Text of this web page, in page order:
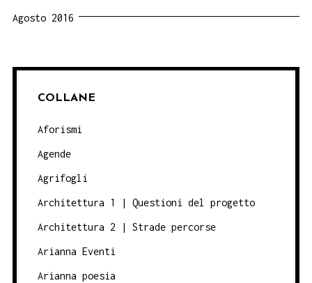
Agosto 2016
COLLANE
Aforismi
Agende
Agrifogli
Architettura 1 | Questioni del progetto
Architettura 2 | Strade percorse
Arianna Eventi
Arianna poesia